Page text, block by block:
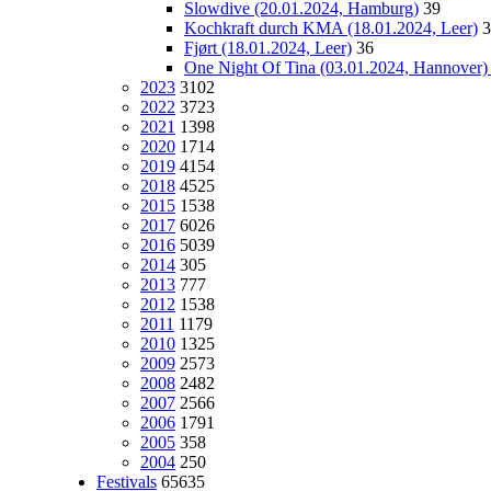
Slowdive (20.01.2024, Hamburg) 39
Kochkraft durch KMA (18.01.2024, Leer)
Fjørt (18.01.2024, Leer) 36
One Night Of Tina (03.01.2024, Hannover)
2023 3102
2022 3723
2021 1398
2020 1714
2019 4154
2018 4525
2015 1538
2017 6026
2016 5039
2014 305
2013 777
2012 1538
2011 1179
2010 1325
2009 2573
2008 2482
2007 2566
2006 1791
2005 358
2004 250
Festivals 65635